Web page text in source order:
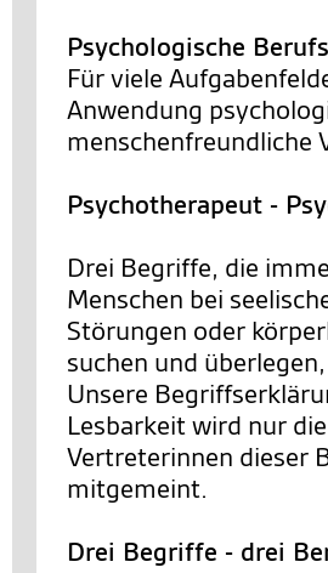
Psychologische
Für viele
Anwendung
menschenfreundliche
Psychotherapeut -
Drei Begriffe, die
Menschen bei
Störungen oder
suchen und
Unsere
Lesbarkeit wird nur
Vertreterinnen dieser
mitgemeint.
Drei Begriffe - drei